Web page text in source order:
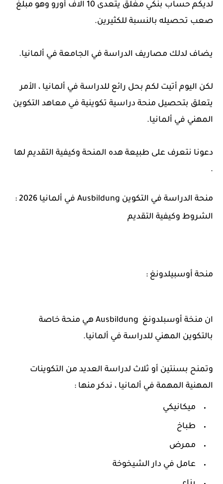
لديكم حساب بنكي مغلق يتعدى 10 الاف أورو وهو مبلغ
صعب تحصيله بالنسبة للكثيرين.
يضاف لدلك مصاريف الدراسة في الجامعة في ألمانيا.
لكن اليوم أتيت لكم بحل رائع للدراسة في ألمانيا ، الأمر
يتعلق بتحصيل منحة دراسية تكوينية في معاهد التكوين
المهني في ألمانيا.
دعونا نتعرف على طبيعة هده المنحة وكيفية التقديم لها
.
منحة الدراسة في التكوين Ausbildung في ألمانيا 2026 :
الشروط وكيفية التقديم
منحة أوسبيلدونغ :
ان منخة أوسبلدونغ Ausbildung هي منحة خاصة
بالتكوين المهني للدراسة في ألمانيا.
وتمنح بسنتين أو ثلاث لدراسة العديد من التكوينات
المهنية المهمة في ألمانيا ، ندكر منها :
ميكانيكي
طباخ
ممرض
عامل في دار الشيخوخة